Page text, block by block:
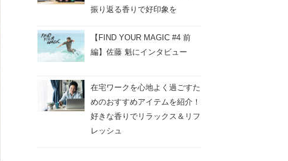
振り返る香りで好印象を
【FIND YOUR MAGIC #4 前
編】佐藤 魁にインタビュー
在宅ワークを心地よく過ごすた
めのおすすめアイテムを紹介！
好きな香りでリラックス＆リフ
レッシュ